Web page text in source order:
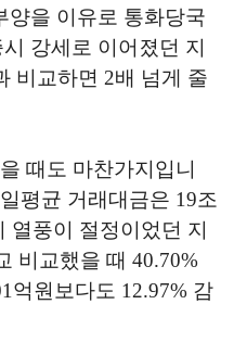
양을 이유로 통화당국
강세로 이어졌던 지
비교하면 2배 넘게 줄
때도 마찬가지입니
평균 거래대금은 19조
열풍이 절정이었던 지
비교했을 때 40.70%
억원보다도 12.97% 감